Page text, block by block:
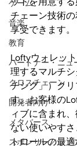
ゲーム
音楽
教育
パートナー・ニュ
クロスチェーン
開発者向け
メタバース
スポンサー／ファ
チェーン技術
享受できます。
Loftyウォレッ
理するマルチ
チシグ」）ク
す。お客様の
ィブに含まれ
ない使いやす
トロールの最